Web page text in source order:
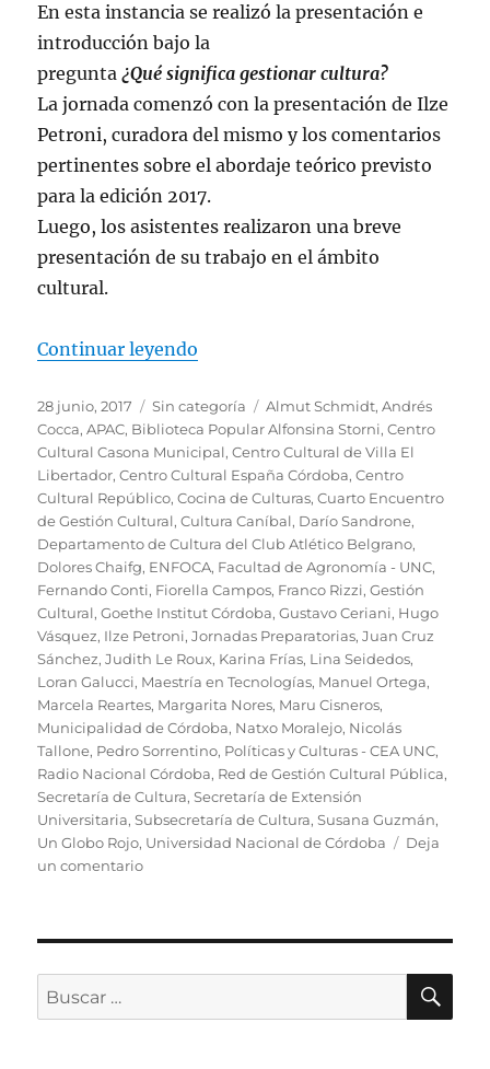
En esta instancia se realizó la presentación e
introducción bajo la
pregunta¿Qué significa gestionar cultura?
La jornada comenzó con la presentación de Ilze
Petroni, curadora del mismo y los comentarios
pertinentes sobre el abordaje teórico previsto
para la edición 2017.
Luego, los asistentes realizaron una breve
presentación de su trabajo en el ámbito
cultural.
Continuar leyendo
Publicado
el
28 junio, 2017 Categorías
Sin categoría Etiquetas
Almut Schmidt,Andrés
Cocca,APAC, Biblioteca Popular Alfonsina Storni,Centro
Cultural Casona Municipal,Centro Cultural de Villa El
Libertador,Centro Cultural España Córdoba,Centro
Cultural Repúblico,Cocina de Culturas,Cuarto Encuentro
de Gestión Cultural,Cultura Caníbal, Darío Sandrone,
Departamento de Cultura del Club Atlético Belgrano,
Dolores Chaifg, ENFOCA, Facultad de Agronomía - UNC,
Fernando Conti, Fiorella Campos, Franco Rizzi,Gestión
Cultural,Goethe Institut Córdoba,Gustavo Ceriani, Hugo
Vásquez, Ilze Petroni,Jornadas Preparatorias,Juan Cruz
Sánchez,Judith Le Roux, Karina Frías, Lina Seidedos,
Loran Galucci, Maestría en Tecnologías, Manuel Ortega,
Marcela Reartes, Margarita Nores, Maru Cisneros,
Municipalidad de Córdoba, Natxo Moralejo, Nicolás
Tallone, Pedro Sorrentino, Políticas y Culturas - CEA UNC,
Radio Nacional Córdoba, Red de Gestión Cultural Pública,
Secretaría de Cultura,Secretaría de Extensión
Universitaria,Subsecretaría de Cultura,Susana Guzmán,
Un Globo Rojo, Universidad Nacional de Córdoba
Deja
un comentarioen
Jornada
::
Buscar
por: